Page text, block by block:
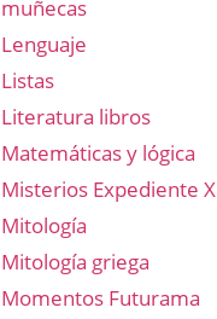
muñecas
Lenguaje
Listas
Literatura libros
Matemáticas y lógica
Misterios Expediente X
Mitología
Mitología griega
Momentos Futurama